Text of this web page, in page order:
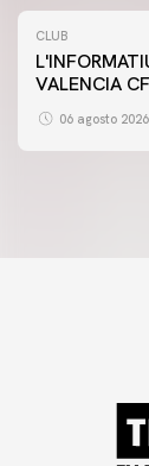
CLUB
L'INFORMATIU
VALENCIA
06 agosto 2026